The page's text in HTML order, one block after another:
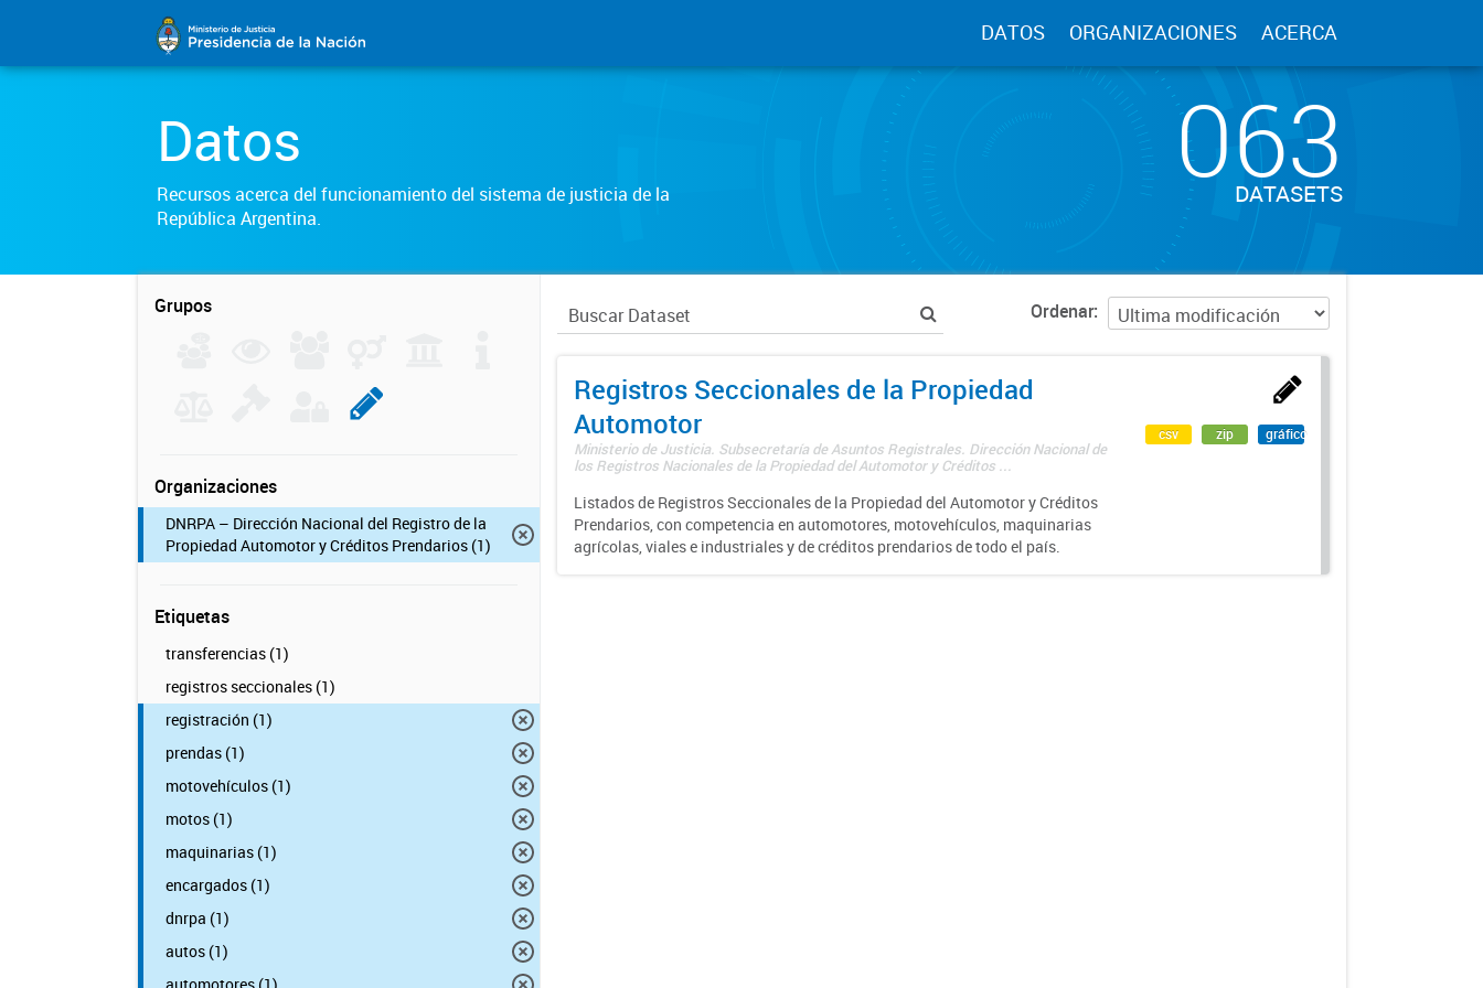
DATOS ORGANIZACIONES ACERCA
Datos
Recursos acerca del funcionamiento del sistema de justicia de la
República Argentina.
063
DATASETS
Grupos
Organizaciones
DNRPA – Dirección Nacional del Registro de la
Propiedad Automotor y Créditos Prendarios (1)
Etiquetas
transferencias (1)
registros seccionales (1)
registración (1)
prendas (1)
motovehículos (1)
motos (1)
maquinarias (1)
encargados (1)
dnrpa (1)
autos (1)
Ordenar
Registros Seccionales de la Propiedad
Automotor
Ministerio de Justicia. Subsecretaría de Asuntos Registrales. Dirección Nacional de
los Registros Nacionales de la Propiedad del Automotor y Créditos ...
Listados de Registros Seccionales de la Propiedad del Automotor y Créditos
Prendarios, con competencia en automotores, motovehículos, maquinarias
agrícolas, viales e industriales y de créditos prendarios de todo el país.
csv zip gráfico